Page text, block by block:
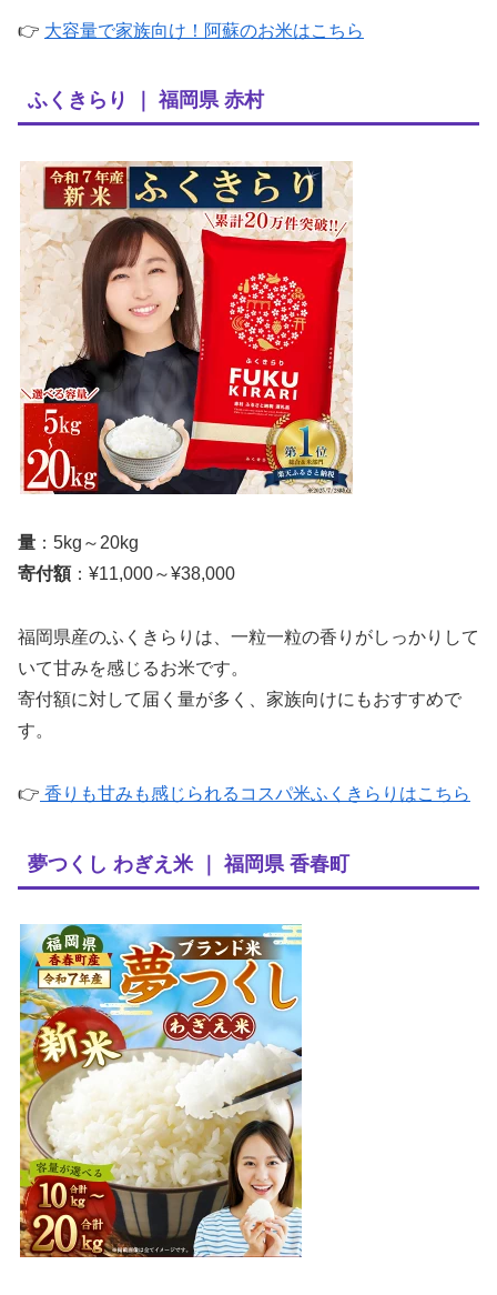
👉 大容量で家族向け！阿蘇のお米はこちら
ふくきらり ｜ 福岡県 赤村
量 ：5kg～20kg
寄付額：¥11,000～¥38,000
福岡県産のふくきらりは、一粒一粒の香りがしっかりして
いて甘みを感じるお米です。
寄付額に対して届く量が多く、家族向けにもおすすめで
す。
👉 香りも甘みも感じられるコスパ米ふくきらりはこちら
夢つくし わぎえ米 ｜ 福岡県 香春町